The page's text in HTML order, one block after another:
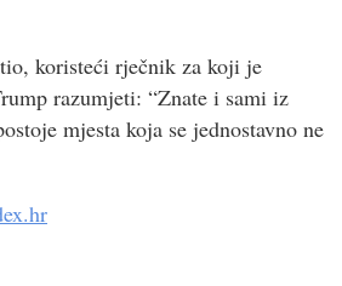
koristeći rječnik za koji je
razumjeti: “Znate i sami iz
mjesta koja se jednostavno ne